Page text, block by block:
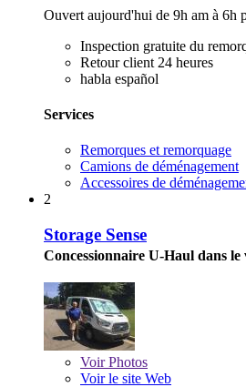
Ouvert aujourd'hui de 9h am à 6h
Inspection gratuite du
Retour client 24 heures
habla español
Services
Remorques et remorquage
Camions de déménagement
Accessoires de
2
Storage Sense
Concessionnaire U-Haul dans le
VoirPhotos
Voir le site Web